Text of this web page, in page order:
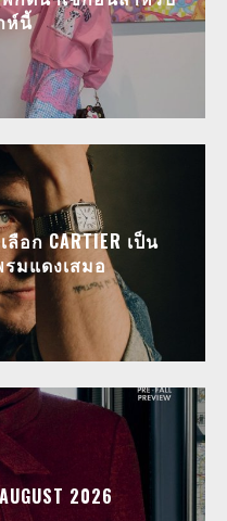
ห์นี้
ลือก CARTIER เป็น
มแดงเสมอ
2026